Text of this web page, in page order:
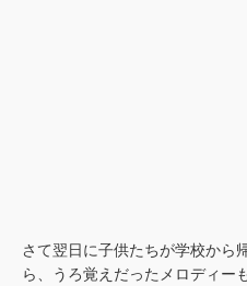
さて翌日に子供たちが学校から
ら、うろ覚えだったメロディー